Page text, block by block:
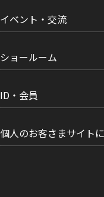
イベント・交流
ショールーム
ID・会員
個人のお客さまサイト